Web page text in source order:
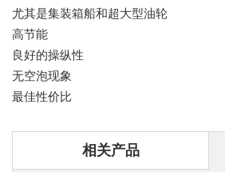
尤其是集装箱船和超大型油轮
高节能
良好的操纵性
无空泡现象
最佳性价比
相关产品